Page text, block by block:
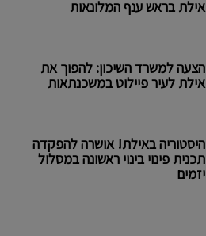
אילת בראש ענף המלונאות
הצעה למשרד השיכון: להפוך את
אילת לעיר פיילוט במשכנתאות
היסטוריה באילת! אושרה להפקדה
תכנית פינוי בינוי ראשונה במסלול
יזמים